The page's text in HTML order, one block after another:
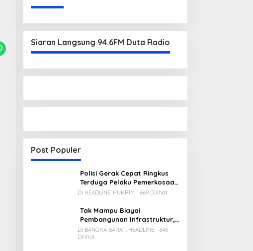
Siaran Langsung 94.6FM Duta Radio
Post Populer
Polisi Gerak Cepat Ringkus
Terduga Pelaku Pemerkosaan
di Kecamatan Mentok
Di HEADLINE, HUKRIM 669 Dilihat
Tak Mampu Biayai
Pembangunan Infrastruktur,
Pemda Babar Rencana Utang
Rp65 M
Di BANGKA BARAT, HEADLINE
646
Dilihat